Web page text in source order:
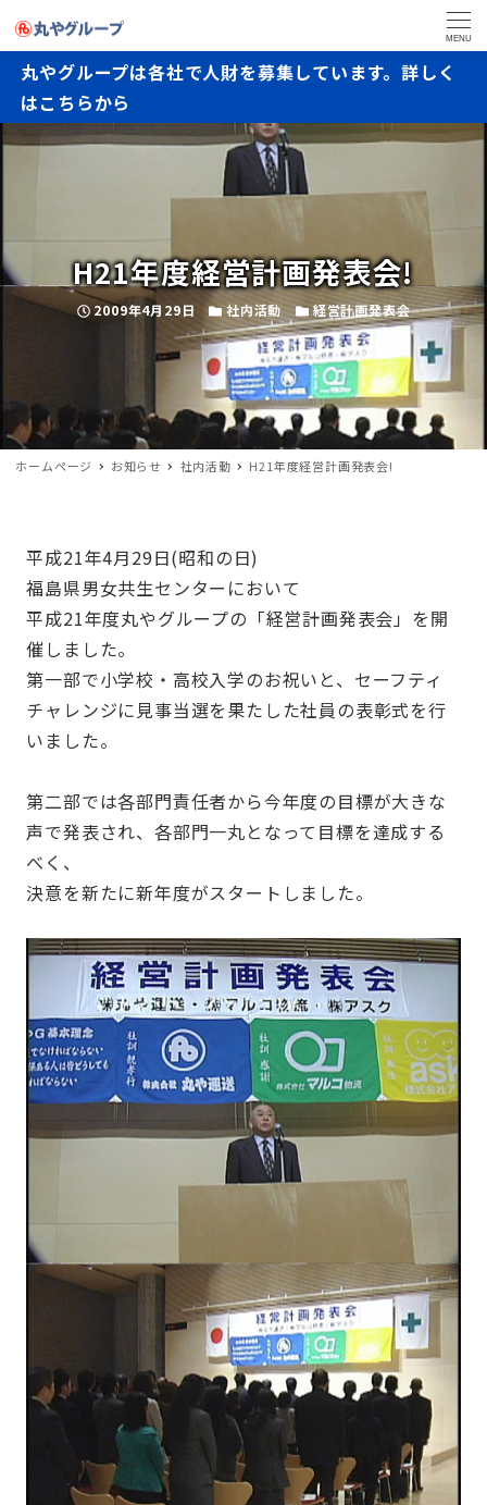
MENU
丸やグループは各社で人財を募集しています。詳しく
はこちらから
H21年度経営計画発表会!
2009年4月29日 社内活動 経営計画発表会
ホームページ お知らせ 社内活動 H21年度経営計画発表会!
平成21年4月29日(昭和の日)
福島県男女共生センターにおいて
平成21年度丸やグループの「経営計画発表会」を開
催しました。
第一部で小学校・高校入学のお祝いと、セーフティ
チャレンジに見事当選を果たした社員の表彰式を行
いました。
第二部では各部門責任者から今年度の目標が大きな
声で発表され、各部門一丸となって目標を達成する
べく、
決意を新たに新年度がスタートしました。